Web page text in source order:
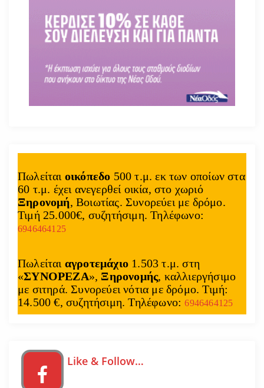
Πωλείται οικόπεδο 500 τ.μ. εκ των οποίων στα
60 τ.μ. έχει ανεγερθεί οικία, στο χωριό
Ξηρονομή, Βοιωτίας. Συνορεύει με δρόμο.
Τιμή 25.000€, συζητήσιμη. Τηλέφωνο:
6946464125
Πωλείται αγροτεμάχιο 1.503 τ.μ. στη
«ΣΥΝΟΡΕΖΑ», Ξηρονομής, καλλιεργήσιμο
με σιτηρά. Συνορεύει νότια με δρόμο. Τιμή:
14.500 €, συζητήσιμη. Τηλέφωνο:6946464125
Like & Follow…